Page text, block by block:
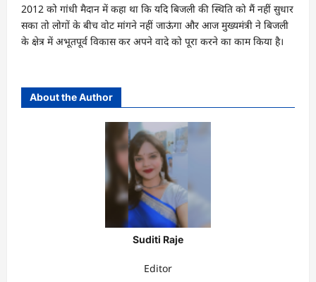
2012 को गांधी मैदान में कहा था कि यदि बिजली की स्थिति को मैं नहीं सुधार
सका तो लोगों के बीच वोट मांगने नहीं जाऊंगा और आज मुख्यमंत्री ने बिजली
के क्षेत्र में अभूतपूर्व विकास कर अपने वादे को पूरा करने का काम किया है।
About the Author
Suditi Raje
Editor